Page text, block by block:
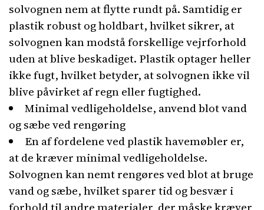
solvognen nem at flytte rundt på. Samtidig er
plastik robust og holdbart, hvilket sikrer, at
solvognen kan modstå forskellige vejrforhold
uden at blive beskadiget. Plastik optager heller
ikke fugt, hvilket betyder, at solvognen ikke vil
blive påvirket af regn eller fugtighed.
Minimal vedligeholdelse, anvend blot vand
og sæbe ved rengøring
En af fordelene ved plastik havemøbler er,
at de kræver minimal vedligeholdelse.
Solvognen kan nemt rengøres ved blot at bruge
vand og sæbe, hvilket sparer tid og besvær i